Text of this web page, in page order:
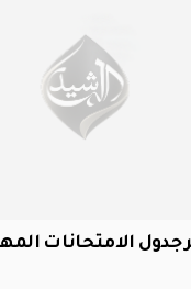
جدول الامتحانات